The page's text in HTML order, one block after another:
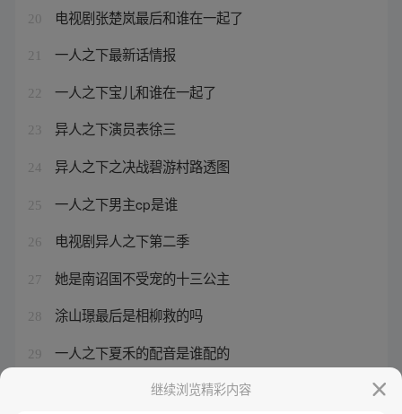
20 电视剧张楚岚最后和谁在一起了
21 一人之下最新话情报
22 一人之下宝儿和谁在一起了
23 异人之下演员表徐三
24 异人之下之决战碧游村路透图
25 一人之下男主cp是谁
26 电视剧异人之下第二季
27 她是南诏国不受宠的十三公主
28 涂山璟最后是相柳救的吗
29 一人之下夏禾的配音是谁配的
狐妖小红娘高清壁纸背景图
继续浏览精彩内容